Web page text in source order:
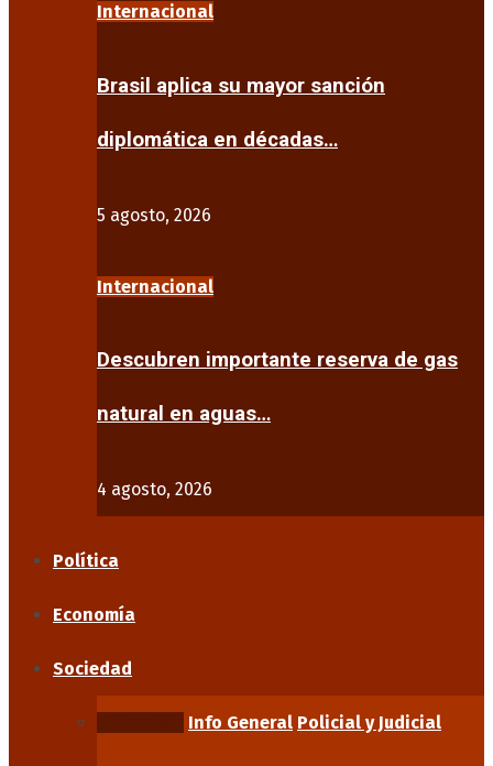
Internacional
Brasil aplica su mayor sanción
diplomática en décadas…
5 agosto, 2026
Internacional
Descubren importante reserva de gas
natural en aguas…
4 agosto, 2026
Política
Economía
Sociedad
Info General Policial y Judicial